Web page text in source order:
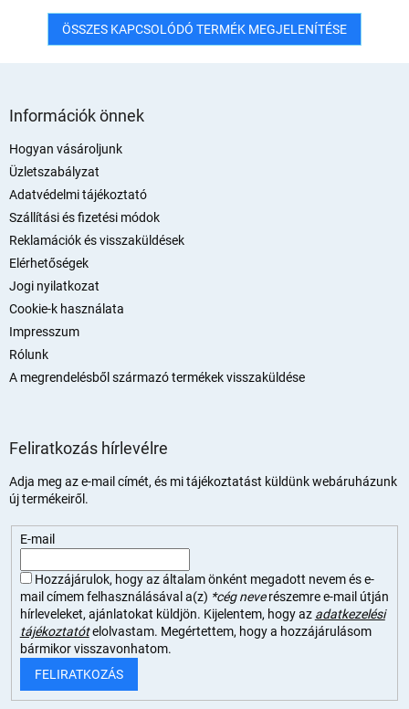
ÖSSZES KAPCSOLÓDÓ TERMÉK MEGJELENÍTÉSE
Információk önnek
Hogyan vásároljunk
Üzletszabályzat
Adatvédelmi tájékoztató
Szállítási és fizetési módok
Reklamációk és visszaküldések
Elérhetőségek
Jogi nyilatkozat
Cookie-k használata
Impresszum
Rólunk
A megrendelésből származó termékek visszaküldése
Feliratkozás hírlevélre
Adja meg az e-mail címét, és mi tájékoztatást küldünk webáruházunk
új termékeiről.
E-mail
Hozzájárulok, hogy az általam önként megadott nevem és e-
mail címem felhasználásával a(z) *cég neverészemre e-mail útján
hírleveleket, ajánlatokat küldjön. Kijelentem, hogy az adatkezelési
tájékoztatót elolvastam. Megértettem, hogy a hozzájárulásom
bármikor visszavonhatom.
FELIRATKOZÁS